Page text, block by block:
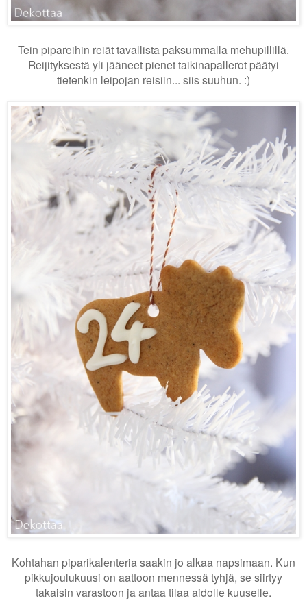
Tein pipareihin reiät tavallista paksummalla mehupillillä.
Reijityksestä yli jääneet pienet taikinapallerot päätyi
tietenkin leipojan reisiin... siis suuhun. :)
Kohtahan piparikalenteria saakin jo alkaa napsimaan. Kun
pikkujoulukuusi on aattoon mennessä tyhjä, se siirtyy
takaisin varastoon ja antaa tilaa aidolle kuuselle.